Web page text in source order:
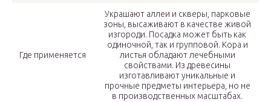
Где применяется
Украшают аллеи и скверы, парковые
зоны, высаживают в качестве живой
изгороди. Посадка может быть как
одиночной, так и групповой. Кора и
листья обладают лечебными
свойствами. Из древесины
изготавливают уникальные и
прочные предметы интерьера, но не
в производственных масштабах.